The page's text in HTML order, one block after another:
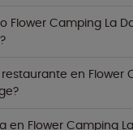
Flower Camping La
en Flower
en Flower Camping